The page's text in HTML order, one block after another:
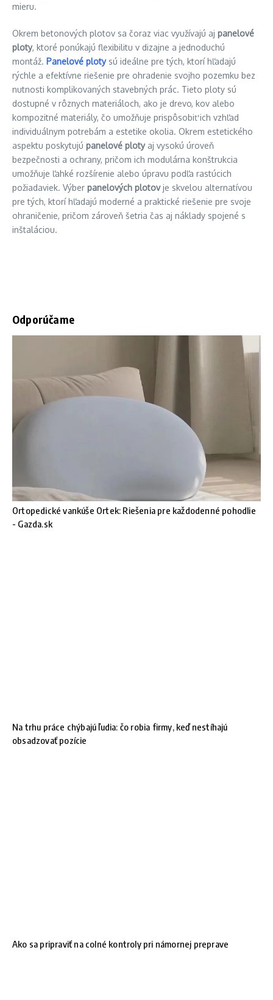
mieru.
Okrem betonových plotov sa čoraz viac využívajú aj panelové
ploty, ktoré ponúkajú flexibilitu v dizajne a jednoduchú
montáž. Panelové plotysú ideálne pre tých, ktorí hľadajú
rýchle a efektívne riešenie pre ohradenie svojho pozemku bez
nutnosti komplikovaných stavebných prác. Tieto ploty sú
dostupné v rôznych materiáloch, ako je drevo, kov alebo
kompozitné materiály, čo umožňuje prispôsobiť ich vzhľad
individuálnym potrebám a estetike okolia. Okrem estetického
aspektu poskytujú panelové plotyaj vysokú úroveň
bezpečnosti a ochrany, pričom ich modulárna konštrukcia
umožňuje ľahké rozšírenie alebo úpravu podľa rastúcich
požiadaviek. Výber panelových plotovje skvelou alternatívou
pre tých, ktorí hľadajú moderné a praktické riešenie pre svoje
ohraničenie, pričom zároveň šetria čas aj náklady spojené s
inštaláciou.
Odporúčame
Ortopedické vankúše Ortek: Riešenia pre každodenné pohodlie
- Gazda.sk
Na trhu práce chýbajú ľudia: čo robia firmy, keď nestíhajú
obsadzovať pozície
Ako sa pripraviť na colné kontroly pri námornej preprave